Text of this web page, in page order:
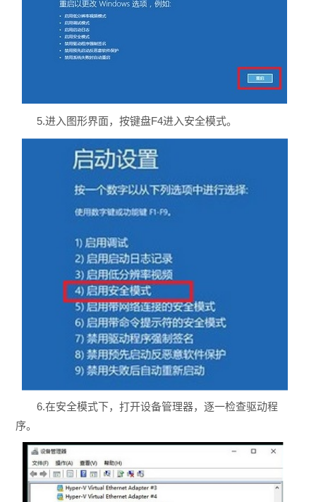
5.进入图形界面，按键盘F4进入安全模式。
6.在安全模式下，打开设备管理器，逐一检查驱动程
序。